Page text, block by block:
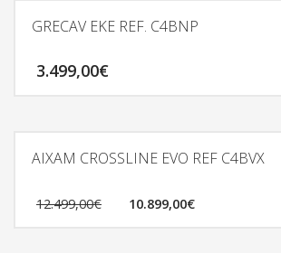
GRECAV EKE REF. C4BNP
3.499,00€
AIXAM CROSSLINE EVO REF C4BVX
12.499,00€ 10.899,00€